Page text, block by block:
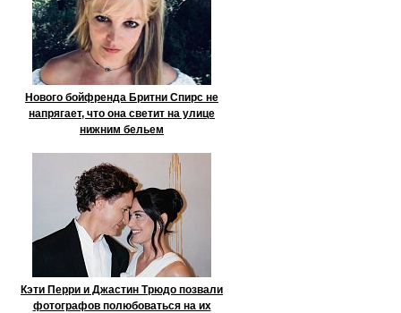
Нового бойфренда Бритни Спирс не
напрягает, что она светит на улице
нижним бельем
Кэти Перри и Джастин Трюдо позвали
фотографов полюбоваться на их